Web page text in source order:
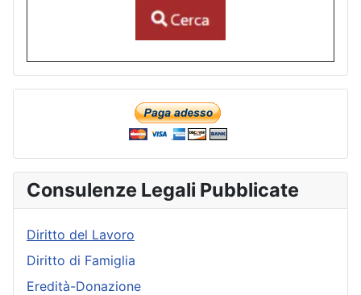
Consulenze Legali Pubblicate
Diritto del Lavoro
Diritto di Famiglia
Eredità-Donazione